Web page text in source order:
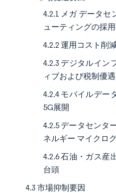
4.2.1 メガ データ
ューティングの採
4.2.2 運用コスト削
4.2.3 デジタルイン
ィブおよび税制優遇
4.2.4 モバイルデー
5G展開
4.2.5 データセンタ
ネルギー マイクロ
4.2.6 石油・ガス産
台頭
4.3 市場抑制要因